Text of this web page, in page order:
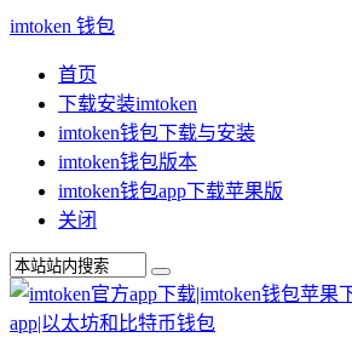
imtoken 钱包
首页
下载安装imtoken
imtoken钱包下载与安装
imtoken钱包版本
imtoken钱包app下载苹果版
关闭